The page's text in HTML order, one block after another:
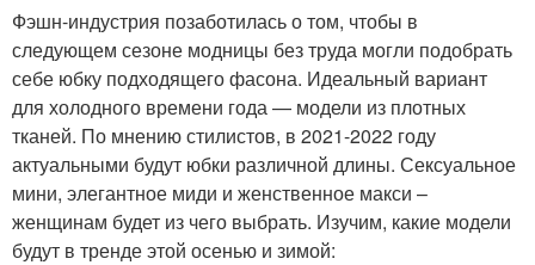
Фэшн-индустрия позаботилась о том, чтобы в
следующем сезоне модницы без труда могли подобрать
себе юбку подходящего фасона. Идеальный вариант
для холодного времени года — модели из плотных
тканей. По мнению стилистов, в 2021-2022 году
актуальными будут юбки различной длины. Сексуальное
мини, элегантное миди и женственное макси –
женщинам будет из чего выбрать. Изучим, какие модели
будут в тренде этой осенью и зимой: